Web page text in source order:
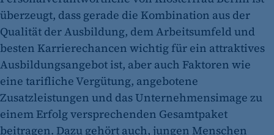
überzeugt, dass gerade die Kombination aus der
Qualität der Ausbildung, dem Arbeitsumfeld und
besten Karrierechancen wichtig für ein attraktives
Ausbildungsangebot ist, aber auch Faktoren wie
eine tarifliche Vergütung, angebotene
Zusatzleistungen und das Unternehmensimage zu
einem Erfolg versprechenden Gesamtpaket
beitragen. Dazu gehört auch, jungen Menschen